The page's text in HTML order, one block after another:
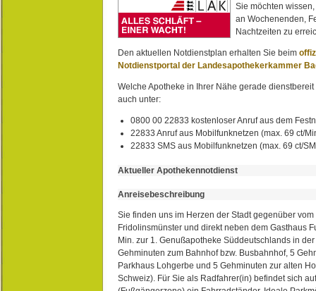
Sie möchten
an Wochenenden,
Nachtzeiten zu
Den aktuellen Notdienstplan erhalten Sie beim
Notdienstportal der Landesapothekerkammer
Welche Apotheke in Ihrer Nähe gerade
auch unter:
0800 00 22833 kostenloser Anruf aus dem
22833 Anruf aus Mobilfunknetzen (max. 69 ct/
22833 SMS aus Mobilfunknetzen (max. 69 ct/
Aktueller Apothekennotdienst
Anreisebeschreibung
Sie finden uns im Herzen der Stadt gegenüber
Fridolinsmünster und direkt neben dem Gasthaus
Min. zur 1. Genußapotheke Süddeutschlands in
Gehminuten zum Bahnhof bzw. Busbahnhof, 5
Parkhaus Lohgerbe und 5 Gehminuten zur alten
Schweiz). Für Sie als Radfahrer(in) befindet sich